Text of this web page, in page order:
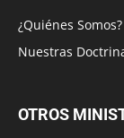
¿Quiénes Somos?
Nuestras
OTROS